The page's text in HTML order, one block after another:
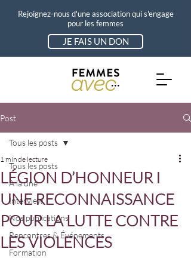
Rejoignez-nous d'une association qui s'engage
pour les femmes
JE FAIS UN DON
Post
Tous les posts
A la une
Interview
Nos publications
Rencontres & Événements
Formation
Tous les posts
LÉGION D’HONNEUR I
UNE RECONNAISSANCE
POUR LA LUTTE CONTRE
LES VIOLENCES
1 min de lecture